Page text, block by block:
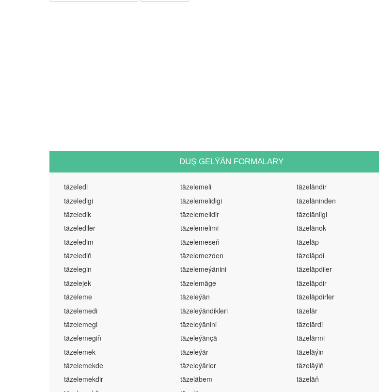
DUŞ GELÝÄN FORMALARY
täzeledi
täzeledigi
täzeledik
täzelediler
täzeledim
täzelediň
täzelegin
täzelejek
täzeleme
täzelemedi
täzelemegi
täzelemegiň
täzelemek
täzelemekde
täzelemekdir
täzelemeli
täzelemelidigi
täzelemelidir
täzelemelimi
täzelemeseň
täzelemezden
täzelemeýänini
täzelemäge
täzeleýän
täzeleýändikleri
täzeleýänini
täzeleýänçä
täzeleýär
täzeleýärler
täzeläbem
täzeländir
täzeläninden
täzelänligi
täzelänok
täzeläp
täzeläpdi
täzeläpdiler
täzeläpdir
täzeläpdirler
täzelär
täzelärdi
täzelärmi
täzeläýin
täzeläýiň
täzeläň